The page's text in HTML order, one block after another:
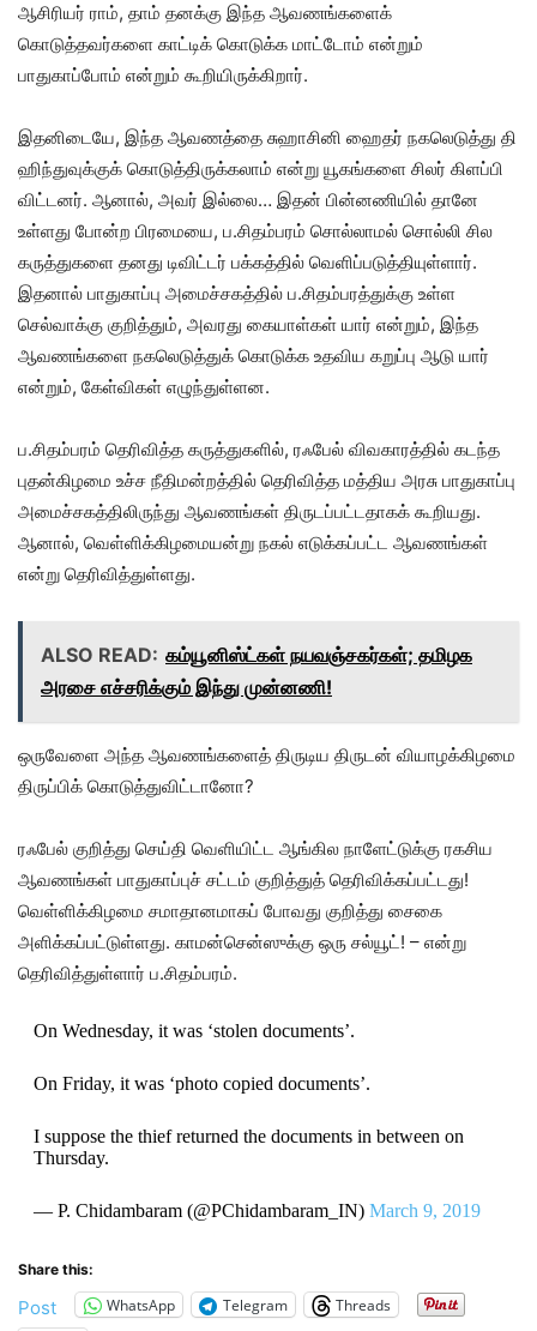
ஆசிரியர் ராம், தாம் தனக்கு இந்த ஆவணங்களைக்
கொடுத்தவர்களை காட்டிக் கொடுக்க மாட்டோம் என்றும்
பாதுகாப்போம் என்றும் கூறியிருக்கிறார்.
இதனிடையே, இந்த ஆவணத்தை சுஹாசினி ஹைதர் நகலெடுத்து தி
ஹிந்துவுக்குக் கொடுத்திருக்கலாம் என்று யூகங்களை சிலர் கிளப்பி
விட்டனர். ஆனால், அவர் இல்லை… இதன் பின்னணியில் தானே
உள்ளது போன்ற பிரமையை, ப.சிதம்பரம் சொல்லாமல் சொல்லி சில
கருத்துகளை தனது டிவிட்டர் பக்கத்தில் வெளிப்படுத்தியுள்ளார்.
இதனால் பாதுகாப்பு அமைச்சகத்தில் ப.சிதம்பரத்துக்கு உள்ள
செல்வாக்கு குறித்தும், அவரது கையாள்கள் யார் என்றும், இந்த
ஆவணங்களை நகலெடுத்துக் கொடுக்க உதவிய கறுப்பு ஆடு யார்
என்றும், கேள்விகள் எழுந்துள்ளன.
ப.சிதம்பரம் தெரிவித்த கருத்துகளில், ரஃபேல் விவகாரத்தில் கடந்த
புதன்கிழமை உச்ச நீதிமன்றத்தில் தெரிவித்த மத்திய அரசு பாதுகாப்பு
அமைச்சகத்திலிருந்து ஆவணங்கள் திருடப்பட்டதாகக் கூறியது.
ஆனால், வெள்ளிக்கிழமையன்று நகல் எடுக்கப்பட்ட ஆவணங்கள்
என்று தெரிவித்துள்ளது.
ALSO READ: கம்யூனிஸ்ட்கள் நயவஞ்சகர்கள்; தமிழக
அரசை எச்சரிக்கும் இந்து முன்னணி!
ஒருவேளை அந்த ஆவணங்களைத் திருடிய திருடன் வியாழக்கிழமை
திருப்பிக் கொடுத்துவிட்டானோ?
ரஃபேல் குறித்து செய்தி வெளியிட்ட ஆங்கில நாளேட்டுக்கு ரகசிய
ஆவணங்கள் பாதுகாப்புச் சட்டம் குறித்துத் தெரிவிக்கப்பட்டது!
வெள்ளிக்கிழமை சமாதானமாகப் போவது குறித்து சைகை
அளிக்கப்பட்டுள்ளது. காமன்சென்ஸுக்கு ஒரு சல்யூட்! – என்று
தெரிவித்துள்ளார் ப.சிதம்பரம்.
On Wednesday, it was ‘stolen documents’.
On Friday, it was ‘photo copied documents’.
I suppose the thief returned the documents in between on
Thursday.
— P. Chidambaram (@PChidambaram_IN) March 9, 2019
Share this:
Post WhatsApp Telegram
Threads